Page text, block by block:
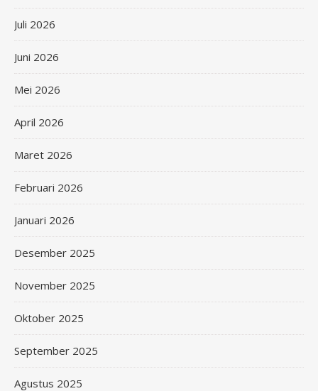
Juli 2026
Juni 2026
Mei 2026
April 2026
Maret 2026
Februari 2026
Januari 2026
Desember 2025
November 2025
Oktober 2025
September 2025
Agustus 2025